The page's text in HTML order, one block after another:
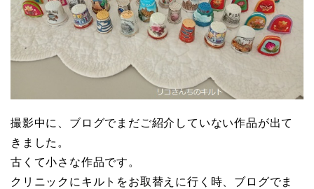
撮影中に、ブログでまだご紹介していない作品が出て
きました。
古くて小さな作品です。
クリニックにキルトをお取替えに行く時、ブログでま